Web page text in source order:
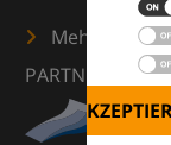
ALLE
Mehr
PARTNER